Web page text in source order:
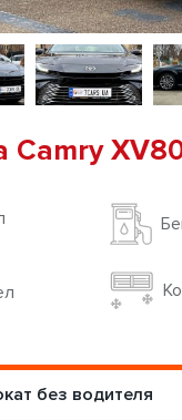
Camry
без водителя